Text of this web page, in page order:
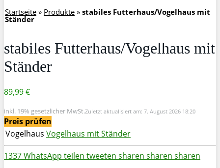
Startseite » Produkte » stabiles Futterhaus/Vogelhaus mit
Ständer
stabiles Futterhaus/Vogelhaus mit
Ständer
89,99 €
inkl. 19% gesetzlicher MwSt.Zuletzt aktualisiert am: 7. August 2026 18:20
Preis prüfen
Vogelhaus Vogelhaus mit Ständer
1337WhatsApp teilen tweeten sharen sharen sharen